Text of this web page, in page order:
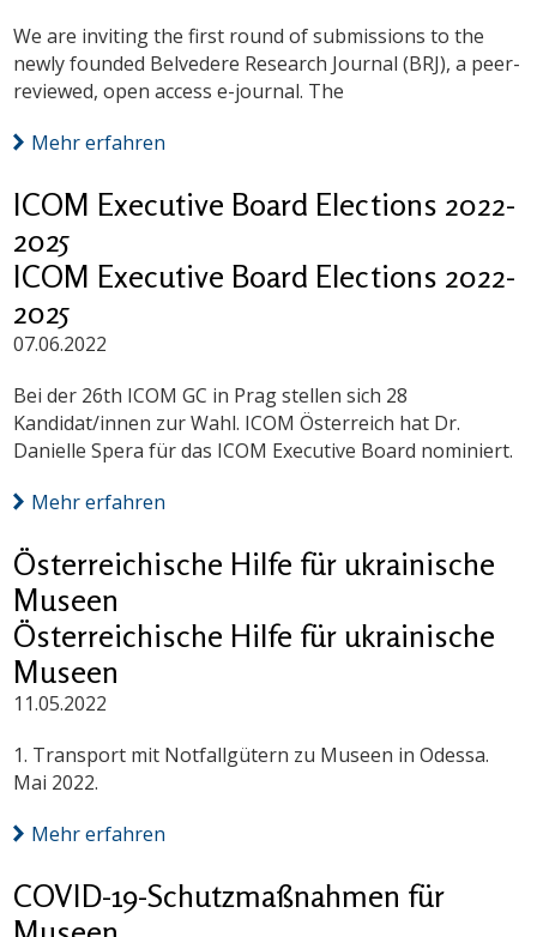
We are inviting the first round of submissions to the
newly founded Belvedere Research Journal (BRJ), a peer-
reviewed, open access e-journal. The
Mehr erfahren
ICOM Executive Board Elections 2022-
2025
ICOM Executive Board Elections 2022-
2025
07.06.2022
Bei der 26th ICOM GC in Prag stellen sich 28
Kandidat/innen zur Wahl. ICOM Österreich hat Dr.
Danielle Spera für das ICOM Executive Board nominiert.
Mehr erfahren
Österreichische Hilfe für ukrainische
Museen
Österreichische Hilfe für ukrainische
Museen
11.05.2022
1. Transport mit Notfallgütern zu Museen in Odessa.
Mai 2022.
Mehr erfahren
COVID-19-Schutzmaßnahmen für